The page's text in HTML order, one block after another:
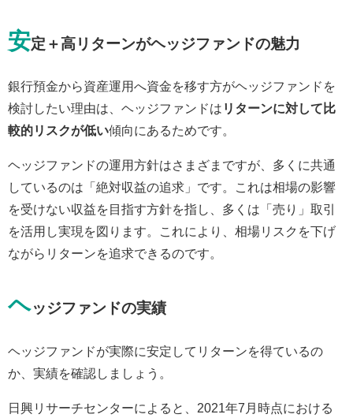
安定＋高リターンがヘッジファンドの魅力
銀行預金から資産運用へ資金を移す方がヘッジファンドを
検討したい理由は、ヘッジファンドは リターンに対して比
較的リスクが低い傾向にあるためです。
ヘッジファンドの運用方針はさまざまですが、多くに共通
しているのは「絶対収益の追求」です。これは相場の影響
を受けない収益を目指す方針を指し、多くは「売り」取引
を活用し実現を図ります。これにより、相場リスクを下げ
ながらリターンを追求できるのです。
ヘッジファンドの実績
ヘッジファンドが実際に安定してリターンを得ているの
か、実績を確認しましょう。
日興リサーチセンターによると、2021年7月時点における